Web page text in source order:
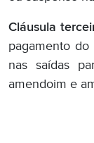
Cláusula
pagamento
nas saídas
amendoim e